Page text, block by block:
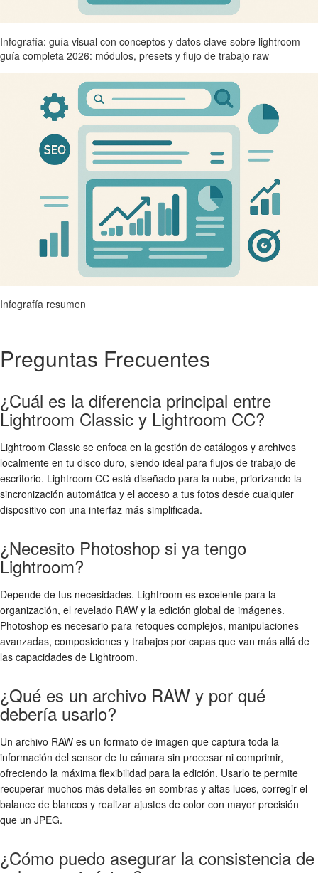
Infografía: guía visual con conceptos y datos clave sobre lightroom
guía completa 2026: módulos, presets y flujo de trabajo raw
Infografía resumen
Preguntas Frecuentes
¿Cuál es la diferencia principal entre
Lightroom Classic y Lightroom CC?
Lightroom Classic se enfoca en la gestión de catálogos y archivos
localmente en tu disco duro, siendo ideal para flujos de trabajo de
escritorio. Lightroom CC está diseñado para la nube, priorizando la
sincronización automática y el acceso a tus fotos desde cualquier
dispositivo con una interfaz más simplificada.
¿Necesito Photoshop si ya tengo
Lightroom?
Depende de tus necesidades. Lightroom es excelente para la
organización, el revelado RAW y la edición global de imágenes.
Photoshop es necesario para retoques complejos, manipulaciones
avanzadas, composiciones y trabajos por capas que van más allá de
las capacidades de Lightroom.
¿Qué es un archivo RAW y por qué
debería usarlo?
Un archivo RAW es un formato de imagen que captura toda la
información del sensor de tu cámara sin procesar ni comprimir,
ofreciendo la máxima flexibilidad para la edición. Usarlo te permite
recuperar muchos más detalles en sombras y altas luces, corregir el
balance de blancos y realizar ajustes de color con mayor precisión
que un JPEG.
¿Cómo puedo asegurar la consistencia de